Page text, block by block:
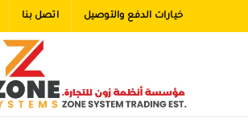
خيارات الدفع والتوصيل اتصل بنا